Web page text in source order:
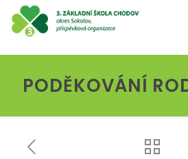
PODĚKOVÁNÍ